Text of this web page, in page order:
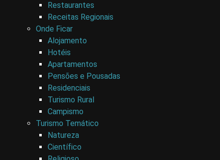
Restaurantes
Receitas Regionais
Onde Ficar
Alojamento
Hotéis
Apartamentos
Pensões e Pousadas
Residenciais
Turismo Rural
Campismo
Turismo Temático
Natureza
Científico